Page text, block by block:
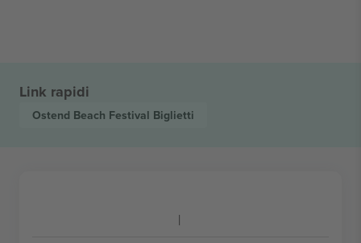
Link rapidi
Ostend Beach Festival Biglietti